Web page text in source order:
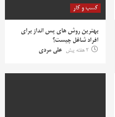
کسب و کار
بهترین روش‌ های پس‌ انداز برای
افراد شاغل چیست؟
2 هفته پیش
علی مردی